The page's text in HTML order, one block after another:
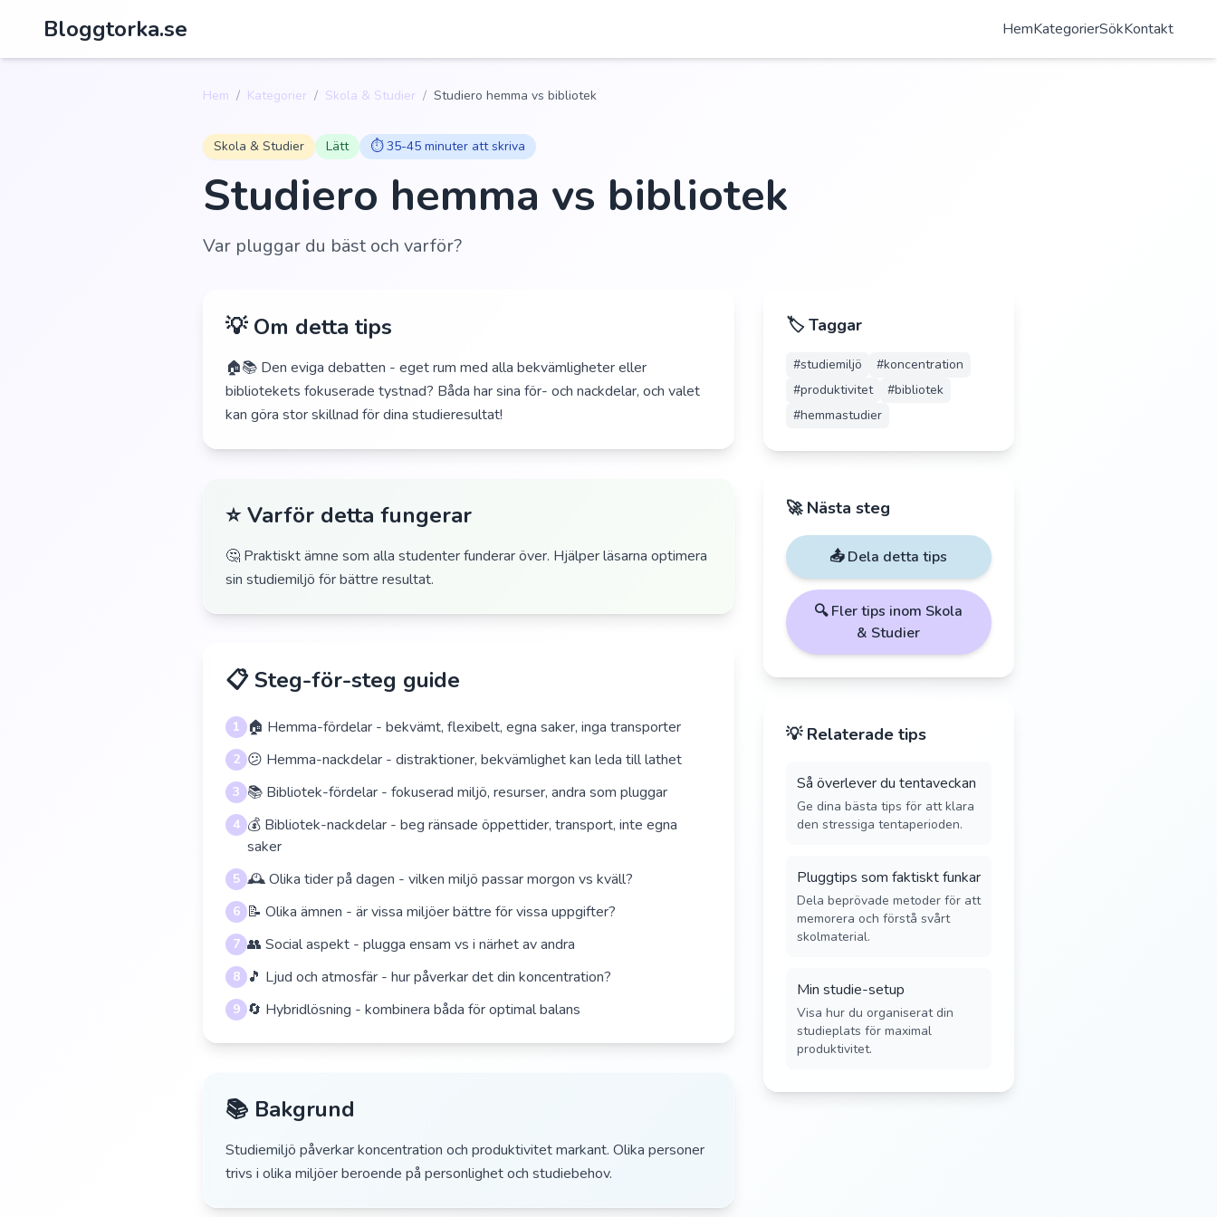
Bloggtorka.se HemKategorierSökKontakt
Hem / Kategorier / Skola & Studier / Studiero hemma vs bibliotek
Skola & Studier Lätt ⏱️35-45 minuter att skriva
Studiero hemma vs bibliotek
Var pluggar du bäst och varför?
💡 Om detta tips
🏠📚 Den eviga debatten - eget rum med alla bekvämligheter eller
bibliotekets fokuserade tystnad? Båda har sina för- och nackdelar, och valet
kan göra stor skillnad för dina studieresultat!
⭐ Varför detta fungerar
🤔 Praktiskt ämne som alla studenter funderar över. Hjälper läsarna optimera
sin studiemiljö för bättre resultat.
📋 Steg-för-steg guide
1 🏠 Hemma-fördelar - bekvämt, flexibelt, egna saker, inga transporter
2 😕 Hemma-nackdelar - distraktioner, bekvämlighet kan leda till lathet
3 📚 Bibliotek-fördelar - fokuserad miljö, resurser, andra som pluggar
4 💰 Bibliotek-nackdelar - beg ränsade öppettider, transport, inte egna
saker
5 🕰️ Olika tider på dagen - vilken miljö passar morgon vs kväll?
6 📝 Olika ämnen - är vissa miljöer bättre för vissa uppgifter?
7 👥 Social aspekt - plugga ensam vs i närhet av andra
8 🎵 Ljud och atmosfär - hur påverkar det din koncentration?
9 🔄 Hybridlösning - kombinera båda för optimal balans
📚 Bakgrund
Studiemiljö påverkar koncentration och produktivitet markant. Olika personer
trivs i olika miljöer beroende på personlighet och studiebehov.
🏷️ Taggar
#studiemiljö #koncentration
#produktivitet #bibliotek
#hemmastudier
🚀 Nästa steg
📤 Dela detta tips
🔍 Fler tips inom Skola
& Studier
💡 Relaterade tips
Så överlever du tentaveckan
Ge dina bästa tips för att klara
den stressiga tentaperioden.
Pluggtips som faktiskt funkar
Dela beprövade metoder för att
memorera och förstå svårt
skolmaterial.
Min studie-setup
Visa hur du organiserat din
studieplats för maximal
produktivitet.